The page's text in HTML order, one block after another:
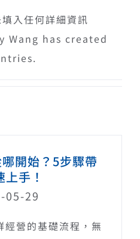
入任何詳細資訊
Wang has created
開始？5步驟帶
手！
05-29
經營的基礎流程，無